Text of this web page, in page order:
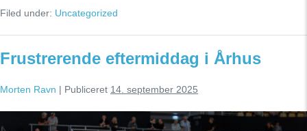
nye
mod
Håndbold
Filed under: Uncategorized
Frustrerende eftermiddag i Århus
Morten Ravn | Publiceret 14. september 2025
Frustrerende